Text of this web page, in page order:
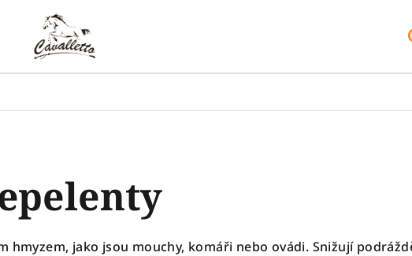
jako jsou mouchy, komáři nebo ovádi. Snižují